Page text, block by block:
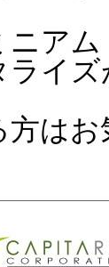
ニアム
ライ
方は